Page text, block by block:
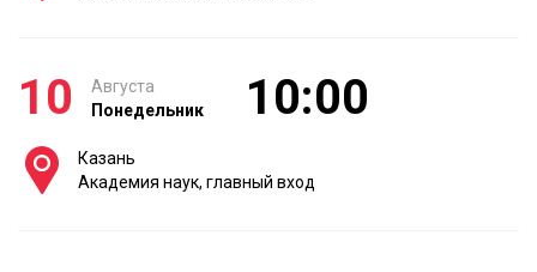
10
Августа
Понедельник
10:00
Казань
Академия наук, главный вход